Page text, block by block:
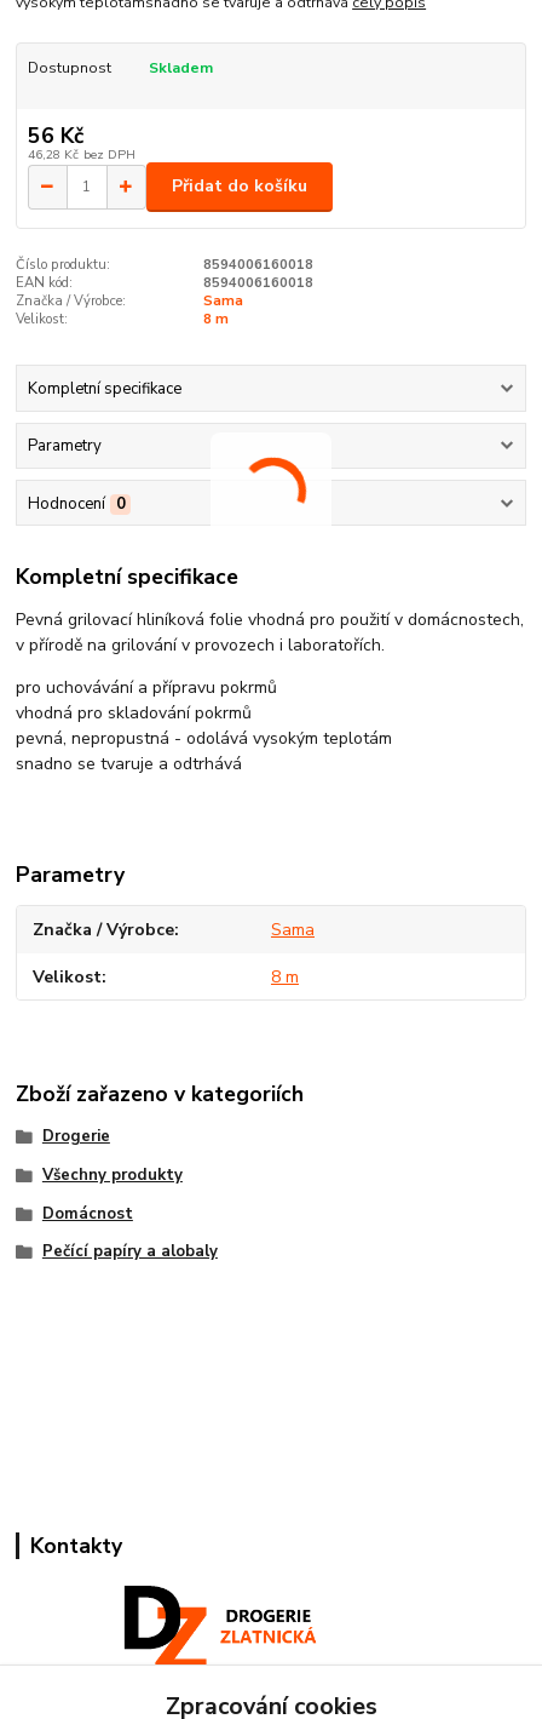
Dostupnost Skladem
56 Kč
46,28 Kč bez DPH
Přidat do košíku
Číslo produktu:
8594006160018
EAN kód:
8594006160018
Značka / Výrobce:
Sama
Velikost:
8 m
Kompletní specifikace
Parametry
Hodnocení 0
Kompletní specifikace
Pevná grilovací hliníková folie vhodná pro použití v domácnostech,
v přírodě na grilování v provozech i laboratořích.
pro uchovávání a přípravu pokrmů
vhodná pro skladování pokrmů
pevná, nepropustná - odolává vysokým teplotám
snadno se tvaruje a odtrhává
Parametry
Značka / Výrobce Sama
Velikost 8 m
Zboží zařazeno v kategoriích
Drogerie
Všechny produkty
Domácnost
Pečící papíry a alobaly
Kontakty
Pracovní doba:Zpracování cookies